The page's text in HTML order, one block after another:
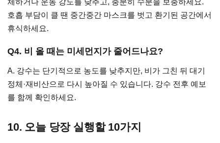
체하거나 운동 강도를 낮추고, 충분히 수분을 보충하세요.
호흡 부담이 클 땐 중간중간 마스크를 벗고 환기된 공간에서
휴식하세요.
Q4. 비 올 때는 미세먼지가 줄어드나요?
A. 강수는 단기적으로 농도를 낮추지만, 비가 그친 뒤 대기
정체·재비산으로 다시 높아질 수 있습니다. 강수 전후 예보
를 함께 확인하세요.
10. 오늘 당장 실행할 10가지